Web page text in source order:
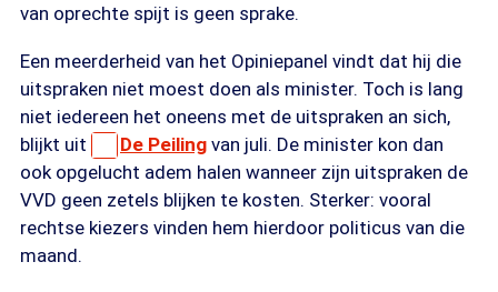
van oprechte spijt is geen sprake.
Een meerderheid van het Opiniepanel vindt dat hij die
uitspraken niet moest doen als minister. Toch is lang
niet iedereen het oneens met de uitspraken an sich,
blijkt uit
De Peiling van juli. De minister kon dan
ook opgelucht adem halen wanneer zijn uitspraken de
VVD geen zetels blijken te kosten. Sterker: vooral
rechtse kiezers vinden hem hierdoor politicus van die
maand.